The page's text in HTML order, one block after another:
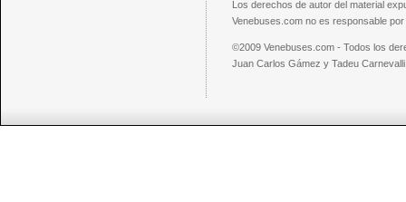
Los derechos de autor del material
Venebuses.com no es responsable
©2009 Venebuses.com - Todos los
Juan Carlos Gámez y Tadeu Carnevalli